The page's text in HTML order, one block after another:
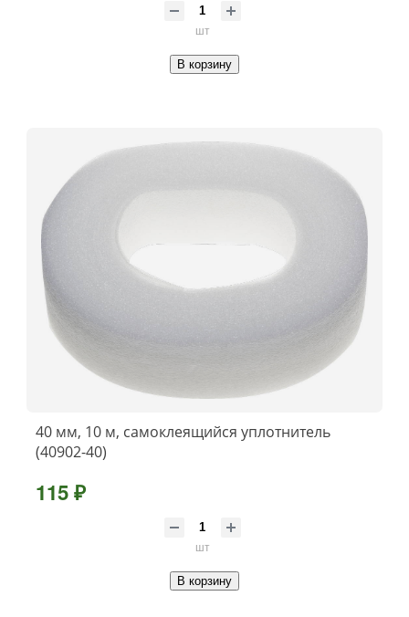
шт
В корзину
40 мм, 10 м, самоклеящийся уплотнитель
(40902-40)
115 ₽
шт
В корзину